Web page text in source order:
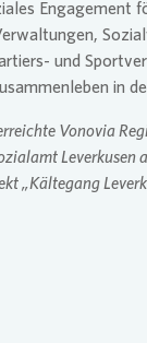
Engagement
und
in
Vonovia
Leverkusen
„Kältegang